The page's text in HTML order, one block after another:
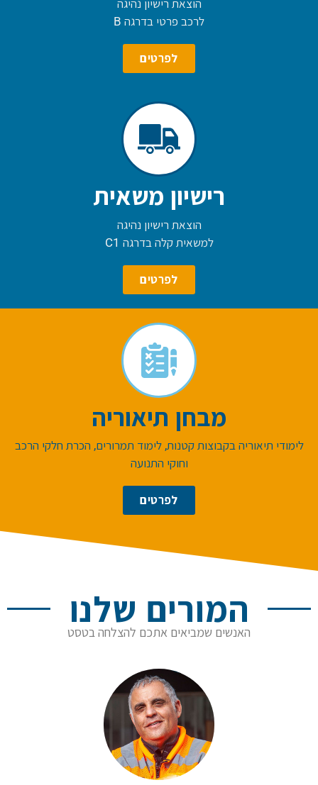
הוצאת רישיון נהיגה
לרכב פרטי בדרגה B
לפרטים
רישיון משאית
הוצאת רישיון נהיגה
למשאית קלה בדרגה C1
לפרטים
מבחן תיאוריה
לימודי תיאוריה בקבוצות קטנות, לימוד תמרורים, הכרת חלקי הרכב
וחוקי התנועה
לפרטים
המורים שלנו
האנשים שמביאים אתכם להצלחה בטסט